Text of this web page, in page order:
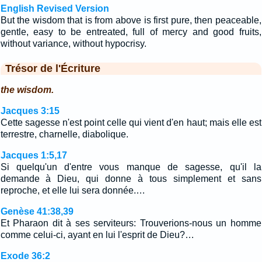
English Revised Version
But the wisdom that is from above is first pure, then peaceable,
gentle, easy to be entreated, full of mercy and good fruits,
without variance, without hypocrisy.
Trésor de l'Écriture
the wisdom.
Jacques 3:15
Cette sagesse n'est point celle qui vient d'en haut; mais elle est
terrestre, charnelle, diabolique.
Jacques 1:5,17
Si quelqu'un d'entre vous manque de sagesse, qu'il la
demande à Dieu, qui donne à tous simplement et sans
reproche, et elle lui sera donnée.…
Genèse 41:38,39
Et Pharaon dit à ses serviteurs: Trouverions-nous un homme
comme celui-ci, ayant en lui l'esprit de Dieu?…
Exode 36:2